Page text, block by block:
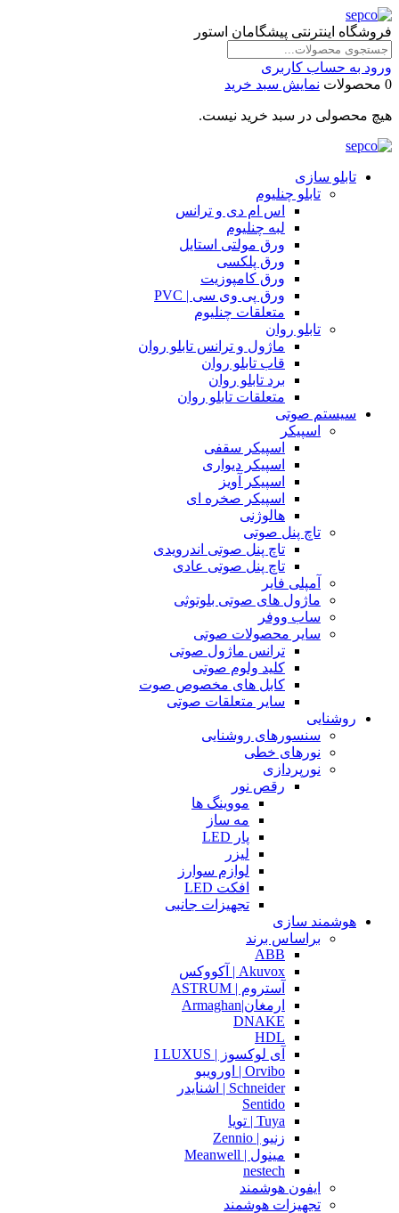
فروشگاه اینترنتی پیشگامان استور
ورود به حساب کاربری
0 محصولات
نمایش سبد خرید
هیچ محصولی در سبد خرید نیست.
تابلو سازی
تابلو چنلیوم
اس ام دی و ترانس
لبه چنلیوم
ورق مولتی استایل
ورق پلکسی
ورق کامپوزیت
ورق پی وی سی | PVC
متعلقات چنلیوم
تابلو روان
ماژول و ترانس تابلو روان
قاب تابلو روان
برد تابلو روان
متعلقات تابلو روان
سیستم صوتی
اسپیکر
اسپیکر سقفی
اسپیکر دیواری
اسپیکر آویز
اسپیکر صخره ای
هالوژنی
تاچ پنل صوتی
تاچ پنل صوتی اندرویدی
تاچ پنل صوتی عادی
آمپلی فایر
ماژول های صوتی بلوتوثی
ساب ووفر
سایر محصولات صوتی
ترانس ماژول صوتی
کلید ولوم صوتی
کابل های مخصوص صوت
سایر متعلقات صوتی
روشنایی
سنسورهای روشنایی
نورهای خطی
نورپردازی
رقص نور
مووینگ ها
مه ساز
پار LED
لیزر
لوازم سوارز
افکت LED
تجهیزات جانبی
هوشمند سازی
براساس برند
ABB
Akuvox | آکووکس
آستروم | ASTRUM
ارمغان|Armaghan
DNAKE
HDL
آی لوکسوز | I LUXUS
Orvibo | اورویبو
Schneider | اشنایدر
Sentido
Tuya | تویا
زنیو | Zennio
مینول | Meanwell
nestech
ایفون هوشمند
تجهیزات هوشمند